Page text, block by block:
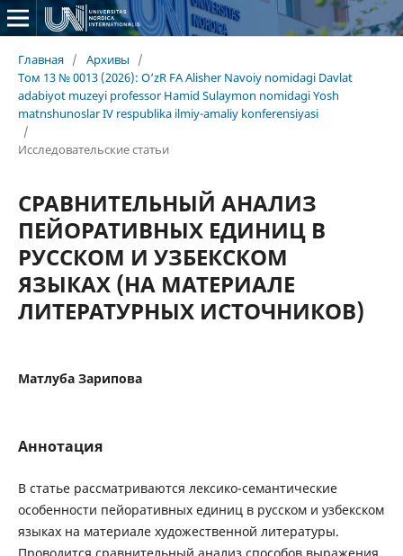
Главная / Архивы
/
Том 13 № 0013 (2026): O‘zR FA Alisher Navoiy nomidagi Davlat
adabiyot muzeyi professor Hamid Sulaymon nomidagi Yosh
matnshunoslar IV respublika ilmiy-amaliy konferensiyasi
/
Исследовательские статьи
СРАВНИТЕЛЬНЫЙ АНАЛИЗ
ПЕЙОРАТИВНЫХ ЕДИНИЦ В
РУССКОМ И УЗБЕКСКОМ
ЯЗЫКАХ (НА МАТЕРИАЛЕ
ЛИТЕРАТУРНЫХ ИСТОЧНИКОВ)
Матлуба Зарипова
Аннотация
В статье рассматриваются лексико-семантические
особенности пейоративных единиц в русском и узбекском
языках на материале художественной литературы.